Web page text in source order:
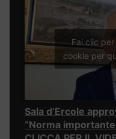
Fai clic
cookie per
Sala d’Ercole
“Norma